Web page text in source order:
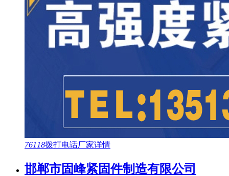
76118拨打电话厂家详情
邯郸市固峰紧固件制造有限公司